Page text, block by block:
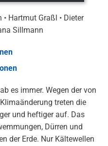
Hartmut Graßl • Dieter
Sillmann
es immer. Wegen der von
treten die
und heftiger auf. Das
Dürren und
der Erde. Nur Kältewellen